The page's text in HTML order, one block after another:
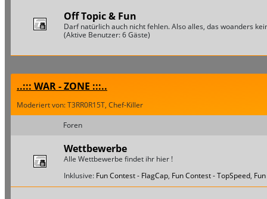
Off Topic & Fun
Darf natürlich auch nicht fehlen. Also alles, das woanders
(Aktive Benutzer: 6 Gäste)
..::: WAR - ZONE :::..
Moderiert von: T3RR0R15T, Chef-Killer
Foren
Wettbewerbe
Alle Wettbewerbe findet ihr hier !
Inklusive: Fun Contest - FlagCap, Fun Contest - TopSpeed,